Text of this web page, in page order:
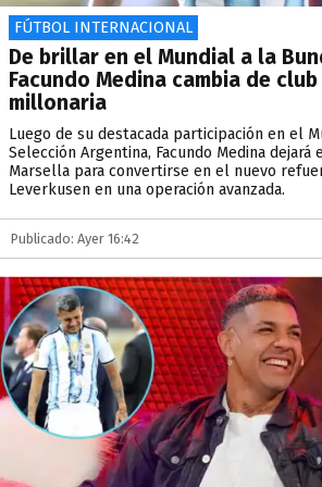
FÚTBOL INTERNACIONAL
De brillar en el Mundial a la
Facundo Medina cambia de
millonaria
Luego de su destacada participación en el
Selección Argentina, Facundo Medina dejará
Marsella para convertirse en el nuevo
Leverkusen en una operación avanzada.
Publicado: Ayer 16:42